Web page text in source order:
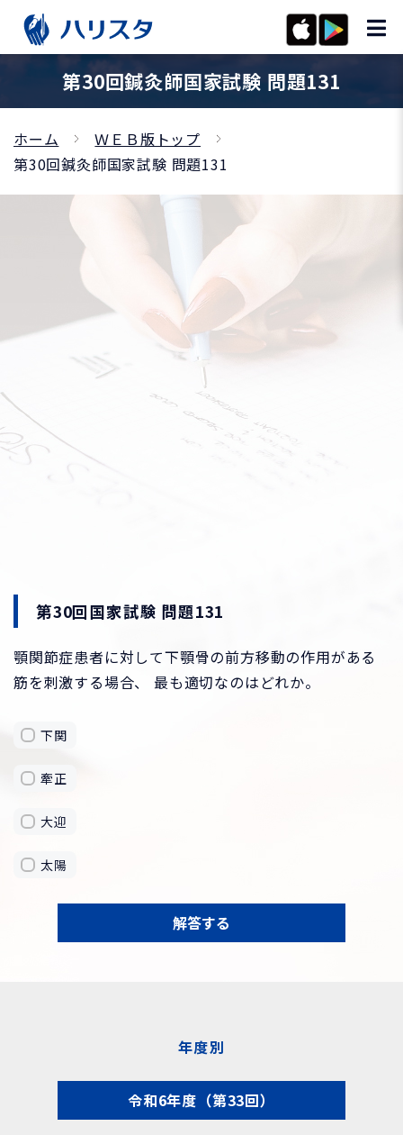
第30回鍼灸師国家試験 問題131
ホーム
ＷＥＢ版トップ
第30回鍼灸師国家試験 問題131
第30回国家試験 問題131
顎関節症患者に対して下顎骨の前方移動の作用がある
筋を刺激する場合、 最も適切なのはどれか。
下関
牽正
大迎
太陽
解答する
年度別
令和6年度（第33回）